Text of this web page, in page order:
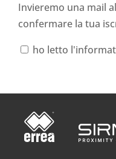
Invieremo una mail
confermare la tua
ho letto